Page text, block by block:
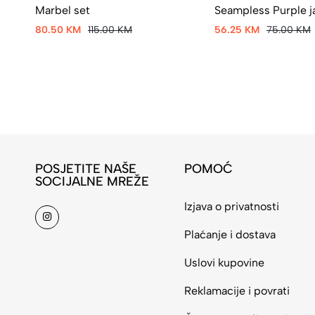
Marbel set
80.50 KM 115.00 KM
Seampless Purple
56.25 KM 75.00 KM
POSJETITE NAŠE
SOCIJALNE MREŽE
POMOĆ
Izjava o privatnosti
Plaćanje i dostava
Uslovi kupovine
Reklamacije i povrati